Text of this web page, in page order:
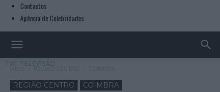
Contactos
Agência de Celebridades
TVC TELEVISÃO
Início REGIÃO CENTRO
REGIÃO CENTRO COIMBRA